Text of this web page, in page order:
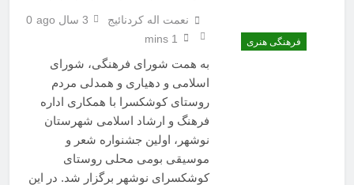
فرهنگی هنری
نعمت اله کردنائیج 3 سال ago
0
1 mins
به همت شورای فرهنگی، شورای
اسلامی و دهیاری و همدلی مردم
روستای کوشکسرا با همکاری اداره
فرهنگ و ارشاد اسلامی شهرستان
نوشهر، اولین جشنواره شعر و
موسیقی بومی محلی روستای
کوشکسرای نوشهر برگزار شد. در این